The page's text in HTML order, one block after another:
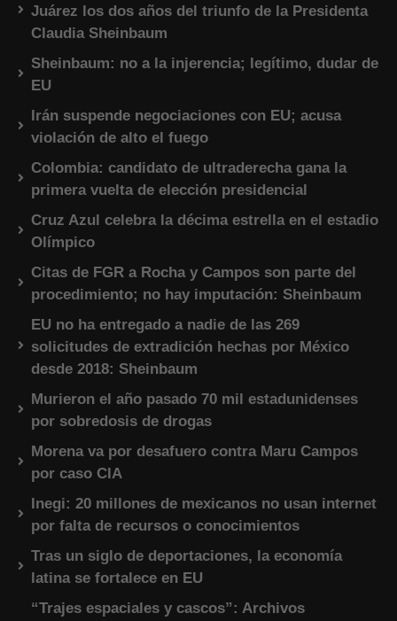
Juárez los dos años del triunfo de la Presidenta
Claudia Sheinbaum
Sheinbaum: no a la injerencia; legítimo, dudar de
EU
Irán suspende negociaciones con EU; acusa
violación de alto el fuego
Colombia: candidato de ultraderecha gana la
primera vuelta de elección presidencial
Cruz Azul celebra la décima estrella en el estadio
Olímpico
Citas de FGR a Rocha y Campos son parte del
procedimiento; no hay imputación: Sheinbaum
EU no ha entregado a nadie de las 269
solicitudes de extradición hechas por México
desde 2018: Sheinbaum
Murieron el año pasado 70 mil estadunidenses
por sobredosis de drogas
Morena va por desafuero contra Maru Campos
por caso CIA
Inegi: 20 millones de mexicanos no usan internet
por falta de recursos o conocimientos
Tras un siglo de deportaciones, la economía
latina se fortalece en EU
“Trajes espaciales y cascos”: Archivos